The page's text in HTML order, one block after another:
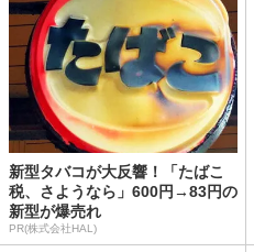
新型タバコが大反響！「たばこ
税、さようなら」600円→83円の
新型が爆売れ
PR(株式会社HAL)